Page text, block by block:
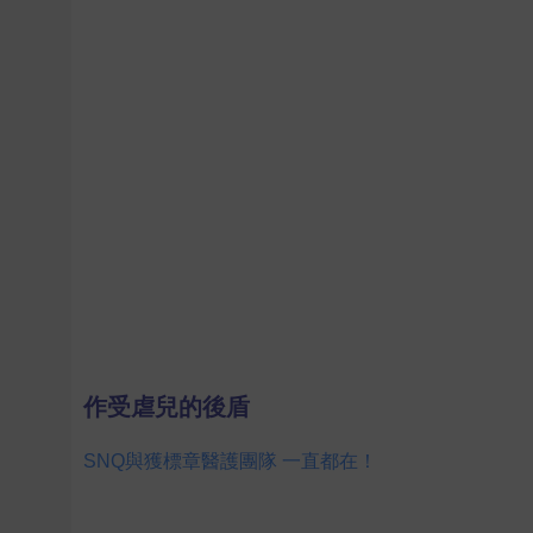
作受虐兒的後盾
SNQ與獲標章醫護團隊 一直都在！